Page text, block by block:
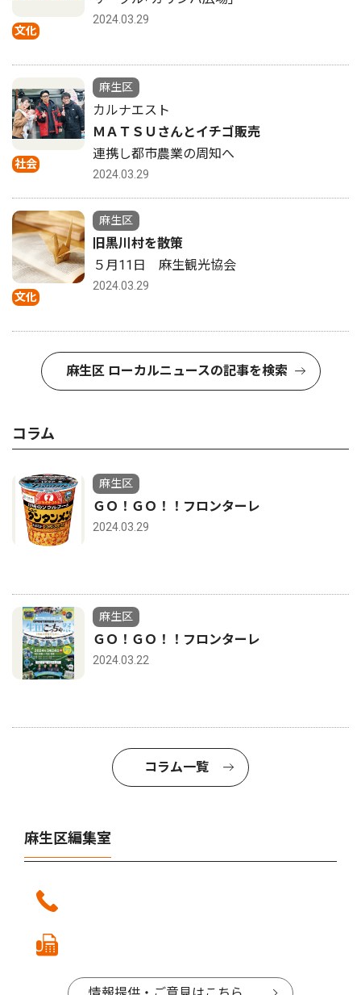
文化
2024.03.29
社会
麻生区
カルナエスト
ＭＡＴＳＵさんとイチゴ販売
連携し都市農業の周知へ
2024.03.29
文化
麻生区
旧黒川村を散策
５月11日 麻生観光協会
2024.03.29
麻生区 ローカルニュースの記事を検索
コラム
麻生区
ＧＯ！ＧＯ！！フロンターレ
2024.03.29
麻生区
ＧＯ！ＧＯ！！フロンターレ
2024.03.22
コラム一覧
麻生区編集室